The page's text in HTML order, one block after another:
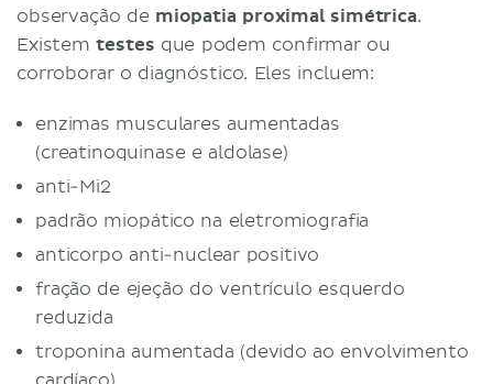
observação de miopatia proximal simétrica.
Existemtestes que podem confirmar ou
corroborar o diagnóstico. Eles incluem:
enzimas musculares aumentadas
(creatinoquinase e aldolase)
anti-Mi2
padrão miopático na eletromiografia
anticorpo anti-nuclear positivo
fração de ejeção do ventrículo esquerdo
reduzida
troponina aumentada (devido ao envolvimento